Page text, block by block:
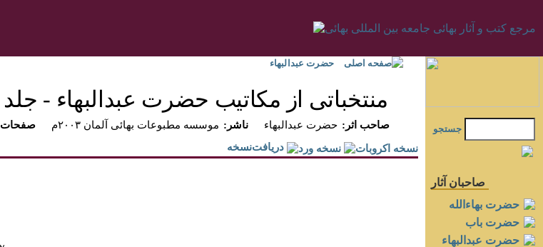
صفحه اصلی حضرت عبدالبهاء
منتخباتى از مكاتيب حضرت عبدالبهاء - جلد ۵
:صفحات موسسه مطبوعات بهائی آلمان ۲۰۰۳م :ناشر حضرت عبدالبهاء
:صاحب اثر
جستجو
صاحبان آثار
حضرت بهاءالله
حضرت باب
حضرت عبدالبهاء